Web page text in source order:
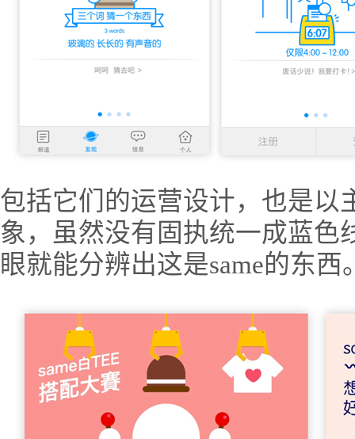
包括它们的运营设计，也是以
象，虽然没有固执统一成蓝色
眼就能分辨出这是same的东西